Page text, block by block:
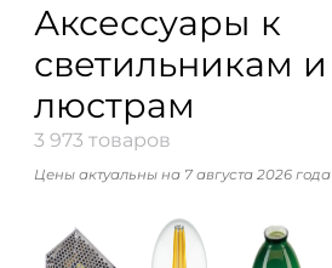
Аксессуары к
светильникам и
люстрам
3 973 товаров
Цены актуальны на 7 августа 2026 года